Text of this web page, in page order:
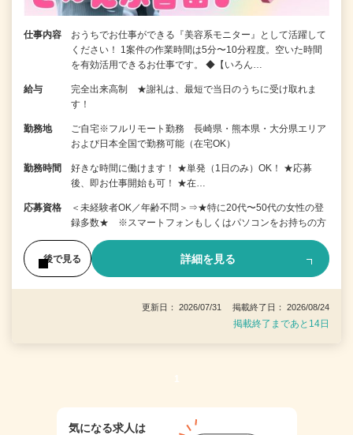
仕事内容
おうちでお仕事ができる『美容系モニター』として活躍して
ください！ 1案件の作業時間は5分〜10分程度。空いた時間
を有効活用できるお仕事です。 ◆【いろん…
給与
完全出来高制 ★謝礼は、最短で当日のうちに受け取れま
す！
勤務地
ご自宅※フルリモート勤務 長崎県・熊本県・大分県エリア
および日本全国で勤務可能（在宅OK）
勤務時間
好きな時間に働けます！ ★単発（1日のみ）OK！ ★応募
後、即お仕事開始も可！ ★在…
応募資格
＜未経験者OK／年齢不問＞⇒★特に20代〜50代の女性の登
録多数★ ※スマートフォンもしくはパソコンをお持ちの方
後で見る 詳細を見る
更新日： 2026/07/31 掲載終了日： 2026/08/24
掲載終了まであと14日
1
気になる求人は